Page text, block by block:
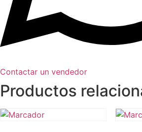
Contactar un vendedor
Productos